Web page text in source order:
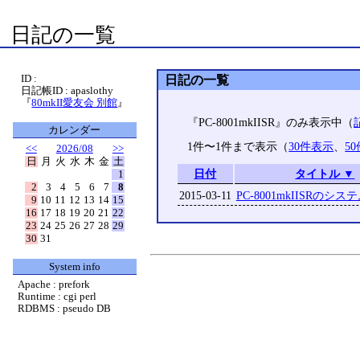
日記の一覧
日記の一覧
『PC-8001mkIISR』のみ表示中（
1件〜1件まで表示（30件表示、50
日付
タイトル ▼
2015-03-11 PC-8001mkIISRのシス
ID :
日記帳ID : apaslothy
『80mkII愛友会 別館 』
カレンダー
<<
2026/08
>>
日
月 火 水 木 金 土
1
2
3 4 5 6 7
8
9 10 11 12 13 14 15
16 17 18 19 20 21 22
23 24 25 26 27 28 29
30 31
System info
Apache : prefork
Runtime : cgi perl
RDBMS : pseudo DB